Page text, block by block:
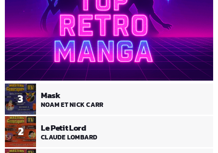
2 Le Petit Lord
CLAUDE LOMBARD
3 Mask
NOAM ET NICK CARR